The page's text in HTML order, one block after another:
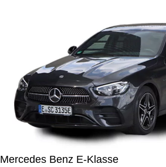
Mercedes Benz E-Klasse